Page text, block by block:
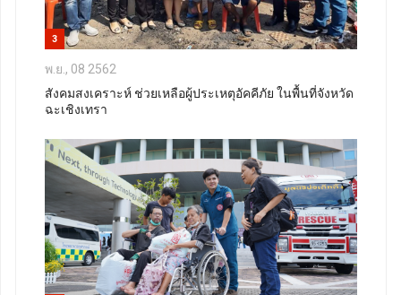
3
พ.ย., 08 2562
สังคมสงเคราะห์ ช่วยเหลือผู้ประเหตุอัคคีภัย ในพื้นที่จังหวัด
ฉะเชิงเทรา